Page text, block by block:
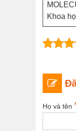
Khoa
Họ và tên